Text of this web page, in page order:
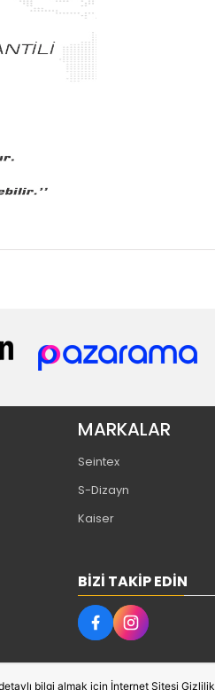
MARKALAR
Seintex
S-Dizayn
Kaiser
BIZI TAKIP EDIN
bilgi almak için İnternet Sitesi Gizlilik